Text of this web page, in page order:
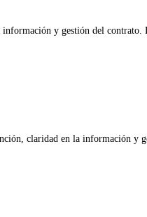
y gestión del contrato.
claridad en la información y